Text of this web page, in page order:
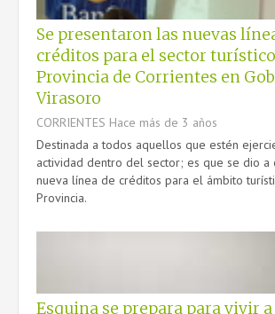
Se presentaron las nuevas
créditos para el sector
Provincia de Corrientes en
Virasoro
CORRIENTES Hace más de 3 años
Destinada a todos aquellos que estén
actividad dentro del sector; es que se dio a
nueva línea de créditos para el ámbito
Provincia.
Esquina se prepara para vivir